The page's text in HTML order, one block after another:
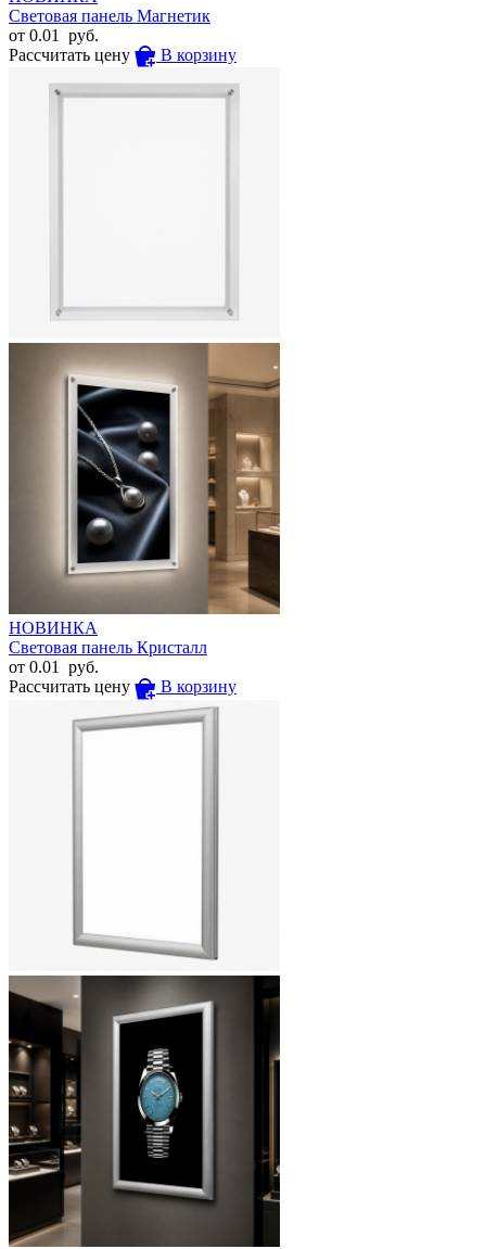
Световая панель Магнетик
от 0.01
руб.
Рассчитать цену
В корзину
НОВИНКА
Световая панель Кристалл
от 0.01 руб.
Рассчитать цену
В корзину